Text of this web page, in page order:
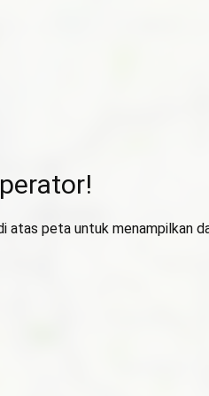
atas peta untuk menampilkan